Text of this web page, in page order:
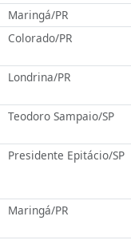
Maringá/PR
Colorado/PR
Londrina/PR
Teodoro Sampaio/SP
Presidente Epitácio/SP
Maringá/PR